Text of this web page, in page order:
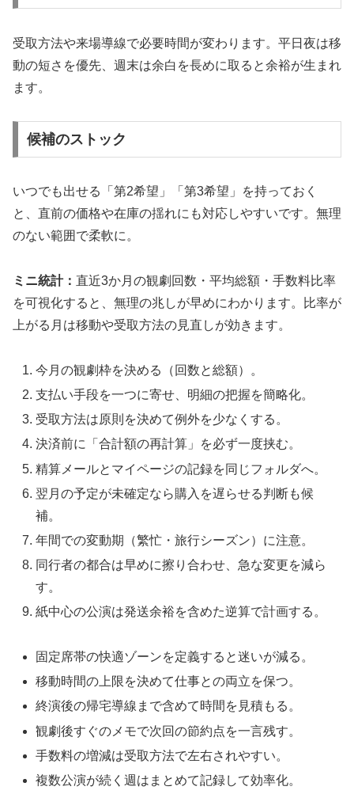
受取方法や来場導線で必要時間が変わります。平日夜は移
動の短さを優先、週末は余白を長めに取ると余裕が生まれ
ます。
候補のストック
いつでも出せる「第2希望」「第3希望」を持っておく
と、直前の価格や在庫の揺れにも対応しやすいです。無理
のない範囲で柔軟に。
ミニ統計： 直近3か月の観劇回数・平均総額・手数料比率
を可視化すると、無理の兆しが早めにわかります。比率が
上がる月は移動や受取方法の見直しが効きます。
今月の観劇枠を決める（回数と総額）。
支払い手段を一つに寄せ、明細の把握を簡略化。
受取方法は原則を決めて例外を少なくする。
決済前に「合計額の再計算」を必ず一度挟む。
精算メールとマイページの記録を同じフォルダへ。
翌月の予定が未確定なら購入を遅らせる判断も候
補。
年間での変動期（繁忙・旅行シーズン）に注意。
同行者の都合は早めに擦り合わせ、急な変更を減ら
す。
紙中心の公演は発送余裕を含めた逆算で計画する。
固定席帯の快適ゾーンを定義すると迷いが減る。
移動時間の上限を決めて仕事との両立を保つ。
終演後の帰宅導線まで含めて時間を見積もる。
観劇後すぐのメモで次回の節約点を一言残す。
手数料の増減は受取方法で左右されやすい。
複数公演が続く週はまとめて記録して効率化。